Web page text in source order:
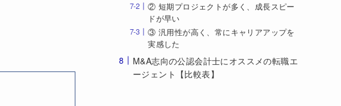
② 短期プロジェクトが多く、成長スピー
ドが早い
③ 汎用性が高く、常にキャリアアップを
実感した
M&A志向の公認会計士にオススメの転職エ
ージェント【比較表】